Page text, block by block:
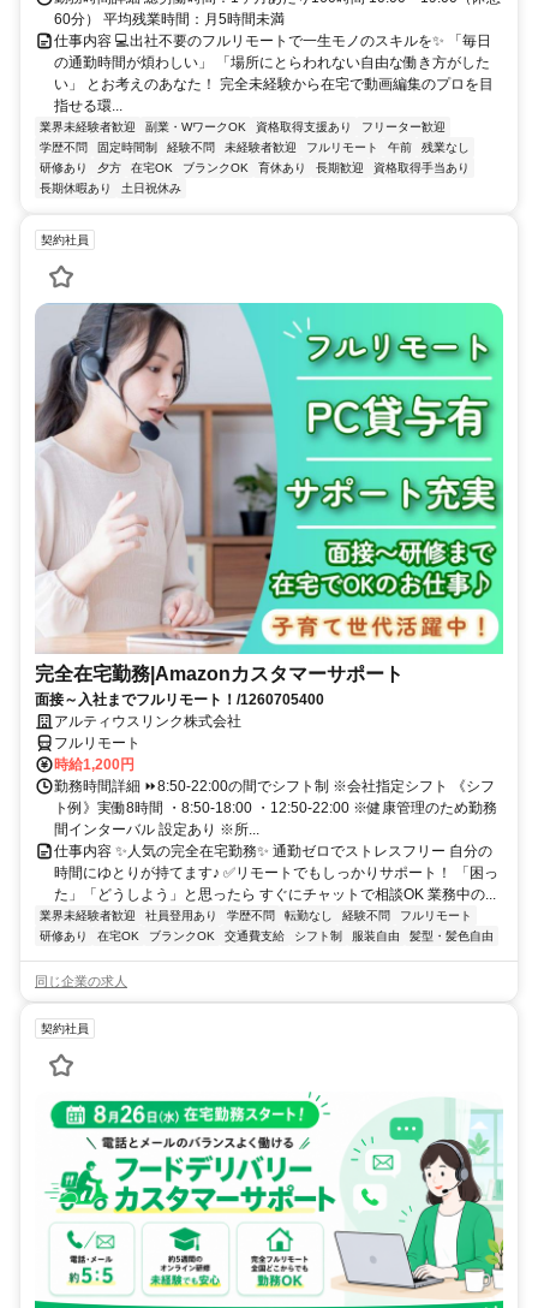
60分） 平均残業時間：月5時間未満
仕事内容 💻出社不要のフルリモートで一生モノのスキルを✨ 「毎日
の通勤時間が煩わしい」 「場所にとらわれない自由な働き方がした
い」 とお考えのあなた！ 完全未経験から在宅で動画編集のプロを目
指せる環...
業界未経験者歓迎 副業・WワークOK 資格取得支援あり
フリーター歓迎
学歴不問
固定時間制 経験不問 未経験者歓迎 フルリモート 午前
残業なし
研修あり
夕方 在宅OK ブランクOK 育休あり 長期歓迎
資格取得手当あり
長期休暇あり
土日祝休み
契約社員
完全在宅勤務|Amazonカスタマーサポート
面接～入社までフルリモート！/1260705400
アルティウスリンク株式会社
フルリモート
時給1,200円
勤務時間詳細 ⏩8:50-22:00の間でシフト制 ※会社指定シフト 《シフ
ト例》実働8時間 ・8:50-18:00 ・12:50-22:00 ※健康管理のため勤務
間インターバル 設定あり ※所...
仕事内容 ✨人気の完全在宅勤務✨ 通勤ゼロでストレスフリー 自分の
時間にゆとりが持てます♪ ✅リモートでもしっかりサポート！ 「困っ
た」「どうしよう」と思ったら すぐにチャットで相談OK 業務中の...
業界未経験者歓迎 社員登用あり 学歴不問 転勤なし 経験不問
フルリモート
研修あり
在宅OK ブランクOK 交通費支給 シフト制 服装自由 髪型・髪色自由
同じ企業の求人
契約社員